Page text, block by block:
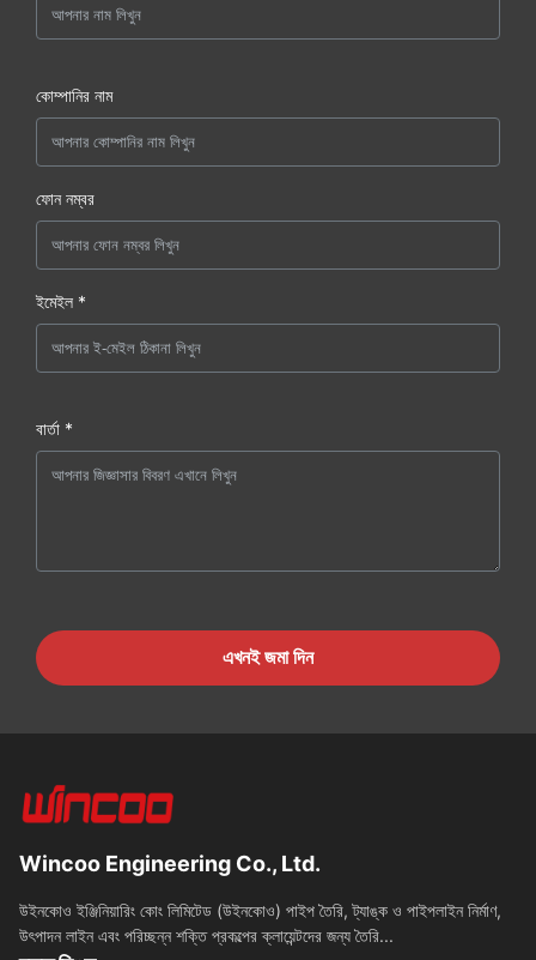
কোম্পানির নাম
ফোন নম্বর
ইমেইল *
বার্তা *
এখনই জমা দিন
Wincoo Engineering Co., Ltd.
উইনকোও ইঞ্জিনিয়ারিং কোং লিমিটেড (উইনকোও) পাইপ তৈরি, ট্যাঙ্ক ও পাইপলাইন নির্মাণ,
উৎপাদন লাইন এবং পরিচ্ছন্ন শক্তি প্রকল্পের ক্লায়েন্টদের জন্য তৈরি...